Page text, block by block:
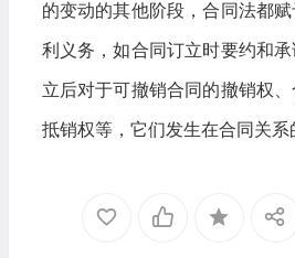
的变动的其他阶段，合同法都
利义务，如合同订立时要约和
立后对于可撤销合同的撤销权
抵销权等，它们发生在合同关系